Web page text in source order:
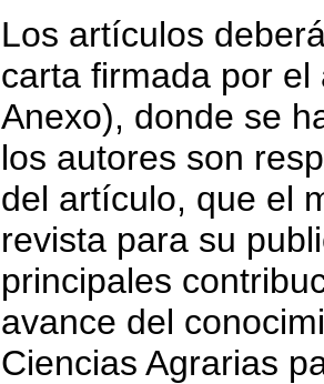
Los artículos
carta firmada por
Anexo), donde se
los autores son
del artículo, que el
revista para su
principales
avance del
Ciencias Agrarias